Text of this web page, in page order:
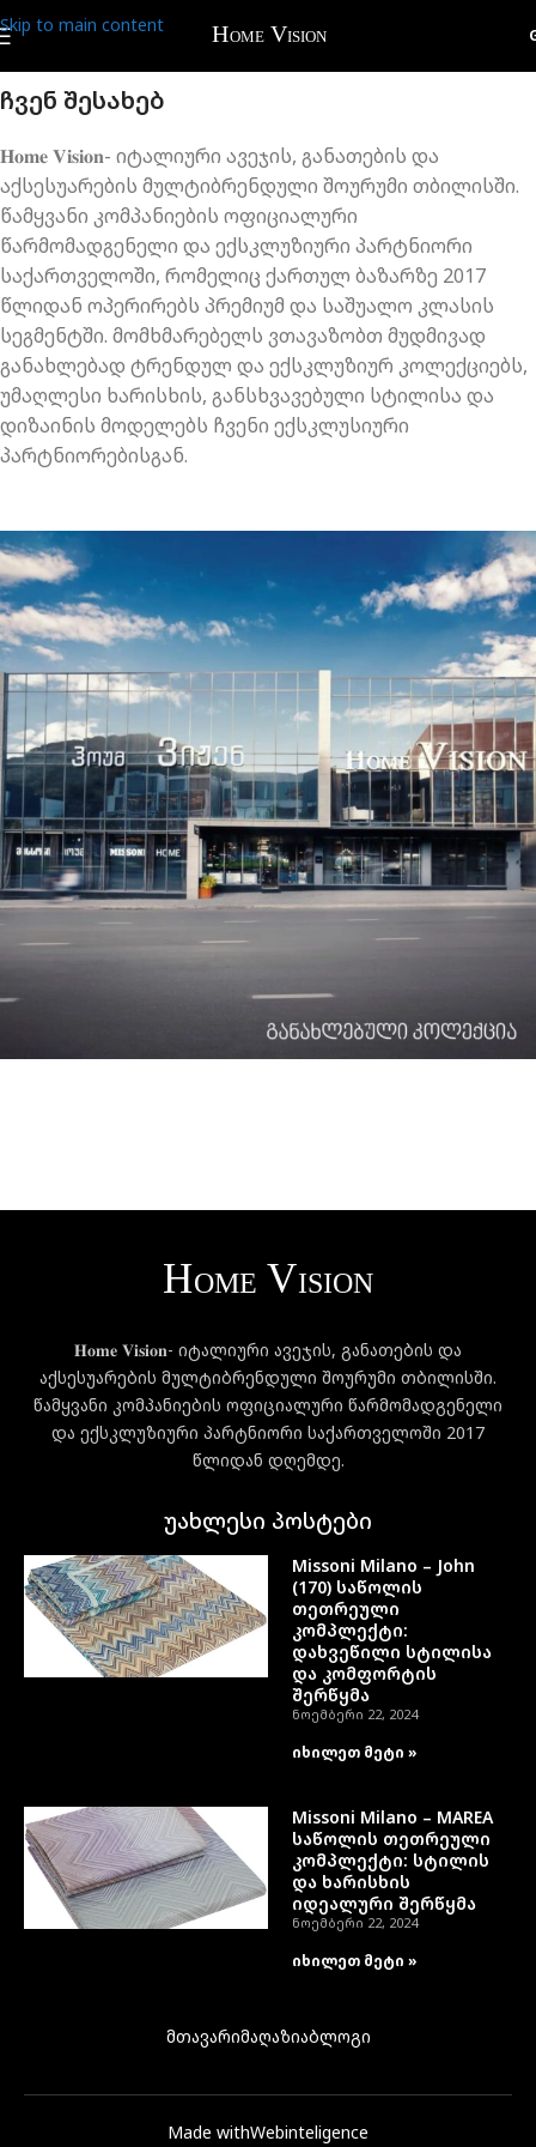
Skip to main content
ჩვენ შესახებ
𝐇𝐨𝐦𝐞 𝐕𝐢𝐬𝐢𝐨𝐧- იტალიური ავეჯის, განათების და
აქსესუარების მულტიბრენდული შოურუმი თბილისში.
წამყვანი კომპანიების ოფიციალური
წარმომადგენელი და ექსკლუზიური პარტნიორი
საქართველოში, რომელიც ქართულ ბაზარზე 2017
წლიდან ოპერირებს პრემიუმ და საშუალო კლასის
სეგმენტში. მომხმარებელს ვთავაზობთ მუდმივად
განახლებად ტრენდულ და ექსკლუზიურ კოლექციებს,
უმაღლესი ხარისხის, განსხვავებული სტილისა და
დიზაინის მოდელებს ჩვენი ექსკლუსიური
პარტნიორებისგან.
𝐇𝐨𝐦𝐞 𝐕𝐢𝐬𝐢𝐨𝐧- იტალიური ავეჯის, განათების და
აქსესუარების მულტიბრენდული შოურუმი თბილისში.
წამყვანი კომპანიების ოფიციალური წარმომადგენელი
და ექსკლუზიური პარტნიორი საქართველოში 2017
წლიდან დღემდე.
უახლესი პოსტები
Missoni Milano – John
(170) საწოლის
თეთრეული
კომპლექტი:
დახვეწილი სტილისა
და კომფორტის
შერწყმა
ნოემბერი 22, 2024
იხილეთ მეტი »
Missoni Milano – MAREA
საწოლის თეთრეული
კომპლექტი: სტილის
და ხარისხის
იდეალური შერწყმა
ნოემბერი 22, 2024
იხილეთ მეტი »
მთავარიმაღაზიაბლოგი
Made withWebinteligence